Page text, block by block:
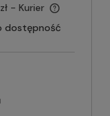
- Kurier
dostępność